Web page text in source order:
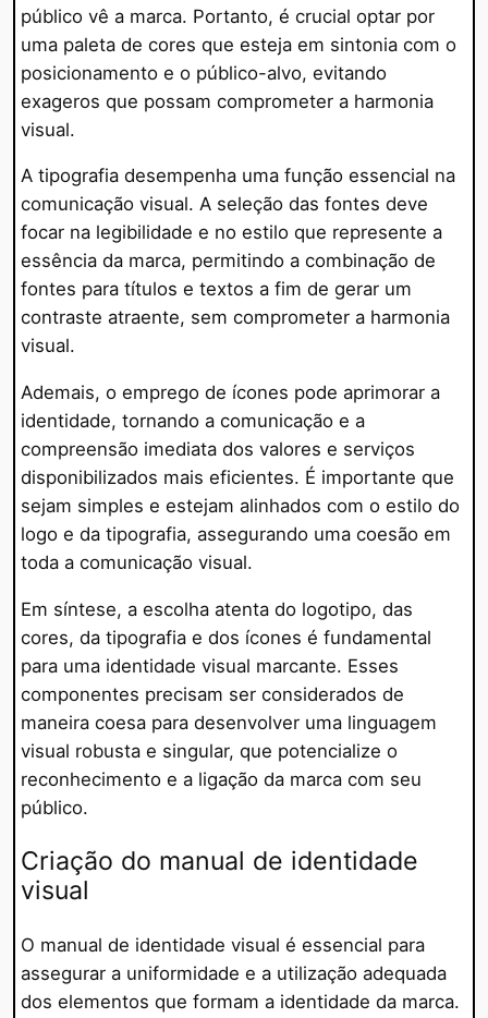
público vê a marca. Portanto, é crucial optar por
uma paleta de cores que esteja em sintonia com o
posicionamento e o público-alvo, evitando
exageros que possam comprometer a harmonia
visual.
A tipografia desempenha uma função essencial na
comunicação visual. A seleção das fontes deve
focar na legibilidade e no estilo que represente a
essência da marca, permitindo a combinação de
fontes para títulos e textos a fim de gerar um
contraste atraente, sem comprometer a harmonia
visual.
Ademais, o emprego de ícones pode aprimorar a
identidade, tornando a comunicação e a
compreensão imediata dos valores e serviços
disponibilizados mais eficientes. É importante que
sejam simples e estejam alinhados com o estilo do
logo e da tipografia, assegurando uma coesão em
toda a comunicação visual.
Em síntese, a escolha atenta do logotipo, das
cores, da tipografia e dos ícones é fundamental
para uma identidade visual marcante. Esses
componentes precisam ser considerados de
maneira coesa para desenvolver uma linguagem
visual robusta e singular, que potencialize o
reconhecimento e a ligação da marca com seu
público.
Criação do manual de identidade
visual
O manual de identidade visual é essencial para
assegurar a uniformidade e a utilização adequada
dos elementos que formam a identidade da marca.